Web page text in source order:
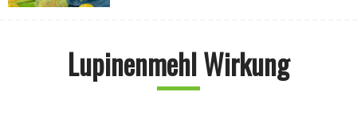
Lupinenmehl Wirkung